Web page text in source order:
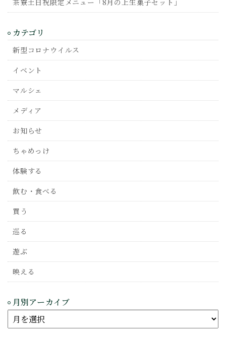
カテゴリ
新型コロナウイルス
イベント
マルシェ
メディア
お知らせ
ちゃめっけ
体験する
飲む・食べる
買う
巡る
遊ぶ
映える
月別アーカイブ